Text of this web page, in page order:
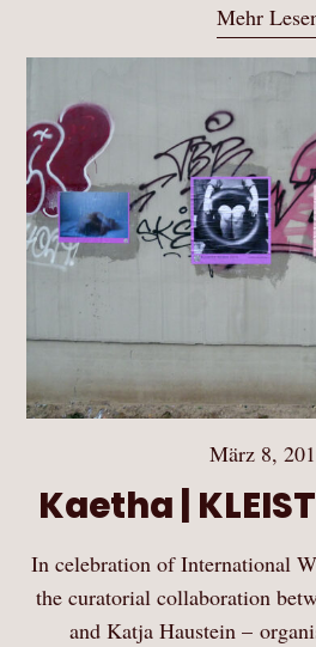
Mehr
März 8,
Kaetha |
In celebration of International
the curatorial collaboration
and Katja Haustein –